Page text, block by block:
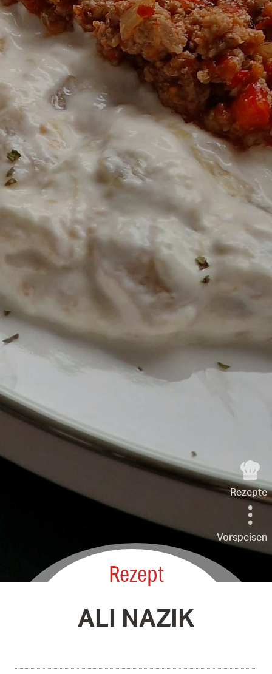
Rezepte
Vorspeisen
Rezept
ALI NAZIK